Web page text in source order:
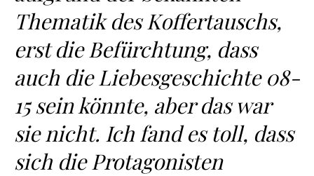
Thematik des Koffertauschs,
erst die Befürchtung, dass
auch die Liebesgeschichte 08-
15 sein könnte, aber das war
sie nicht. Ich fand es toll, dass
sich die Protagonisten